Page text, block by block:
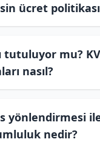
ücret
tutuluyor mu?
nasıl?
yönlendirmesi
nedir?